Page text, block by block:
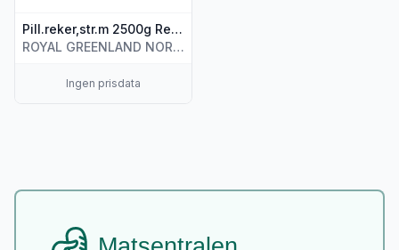
Pill.reker,str.m 2500g Reker
ROYAL GREENLAND NORWAY AS
Ingen prisdata